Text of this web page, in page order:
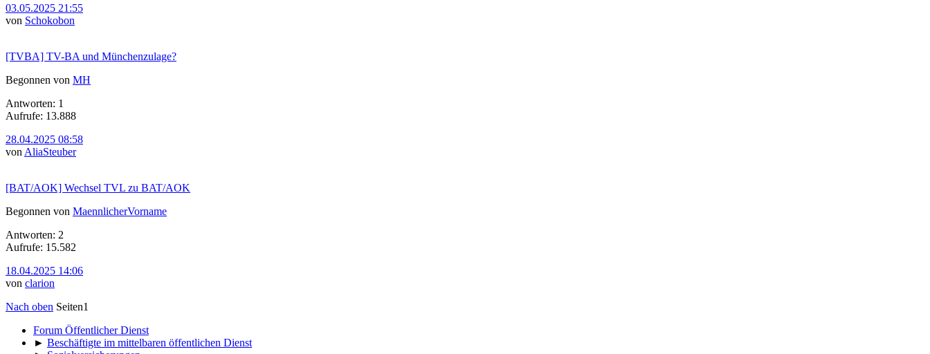
03.05.2025 21:55
von Schokobon
[TVBA] TV-BA und Münchenzulage?
Begonnen von MH
Antworten: 1
Aufrufe: 13.888
28.04.2025 08:58
von AliaSteuber
[BAT/AOK] Wechsel TVL zu BAT/AOK
Begonnen von MaennlicherVorname
Antworten: 2
Aufrufe: 15.582
18.04.2025 14:06
von clarion
Nach oben Seiten1
Forum Öffentlicher Dienst
► Beschäftigte im mittelbaren öffentlichen Dienst